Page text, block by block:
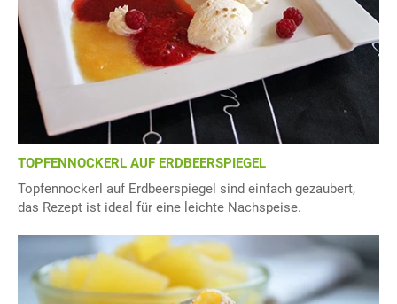
TOPFENNOCKERL AUF ERDBEERSPIEGEL
Topfennockerl auf Erdbeerspiegel sind einfach gezaubert,
das Rezept ist ideal für eine leichte Nachspeise.